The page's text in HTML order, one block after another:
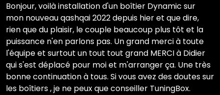
Bonjour, voilà installation d'un boîtier Dynamic sur
mon nouveau qashqai 2022 depuis hier et que dire,
rien que du plaisir, le couple beaucoup plus tôt et la
puissance n'en parlons pas. Un grand merci à toute
l'équipe et surtout un tout tout grand MERCI à Didier
qui s'est déplacé pour moi et m'arranger ça. Une très
bonne continuation à tous. Si vous avez des doutes sur
les boîtiers , je ne peux que conseiller TuningBox.